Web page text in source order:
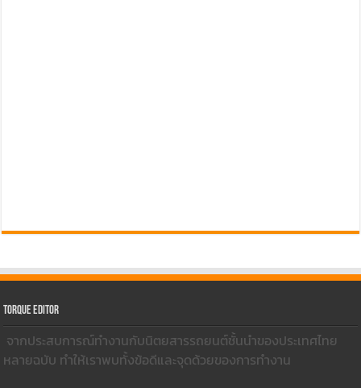
Torque Editor
จากประสบการณ์ทำงานกับนิตยสารรถยนต์ชั้นนำของประเทศไทย
หลายฉบับ ทำให้เราพบทั้งข้อดีและจุดด้วยของการทำงาน